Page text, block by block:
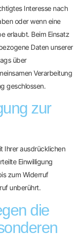
Interesse nach
oder wenn eine
erlaubt. Beim Einsatz
Daten unserer
über
Verarbeitung
geschlossen.
zur
Ihrer ausdrücklichen
Einwilligung
zum Widerruf
unberührt.
die